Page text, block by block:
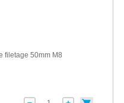
filetage 50mm M8